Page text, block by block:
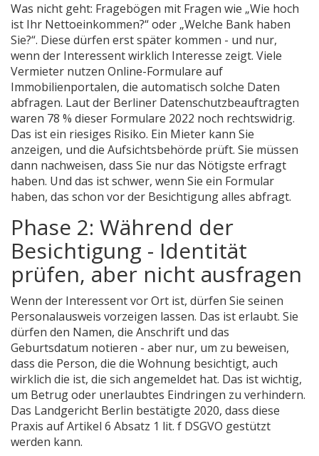
Was nicht geht: Fragebögen mit Fragen wie „Wie hoch
ist Ihr Nettoeinkommen?“ oder „Welche Bank haben
Sie?“. Diese dürfen erst später kommen - und nur,
wenn der Interessent wirklich Interesse zeigt. Viele
Vermieter nutzen Online-Formulare auf
Immobilienportalen, die automatisch solche Daten
abfragen. Laut der Berliner Datenschutzbeauftragten
waren 78 % dieser Formulare 2022 noch rechtswidrig.
Das ist ein riesiges Risiko. Ein Mieter kann Sie
anzeigen, und die Aufsichtsbehörde prüft. Sie müssen
dann nachweisen, dass Sie nur das Nötigste erfragt
haben. Und das ist schwer, wenn Sie ein Formular
haben, das schon vor der Besichtigung alles abfragt.
Phase 2: Während der
Besichtigung - Identität
prüfen, aber nicht ausfragen
Wenn der Interessent vor Ort ist, dürfen Sie seinen
Personalausweis vorzeigen lassen. Das ist erlaubt. Sie
dürfen den Namen, die Anschrift und das
Geburtsdatum notieren - aber nur, um zu beweisen,
dass die Person, die die Wohnung besichtigt, auch
wirklich die ist, die sich angemeldet hat. Das ist wichtig,
um Betrug oder unerlaubtes Eindringen zu verhindern.
Das Landgericht Berlin bestätigte 2020, dass diese
Praxis auf Artikel 6 Absatz 1 lit. f DSGVO gestützt
werden kann.